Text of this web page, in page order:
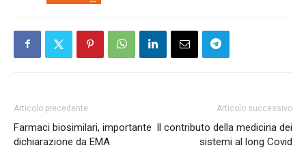
Articolo precedente
Farmaci biosimilari, importante
dichiarazione da EMA
Articolo successivo
Il contributo della medicina dei
sistemi al long Covid